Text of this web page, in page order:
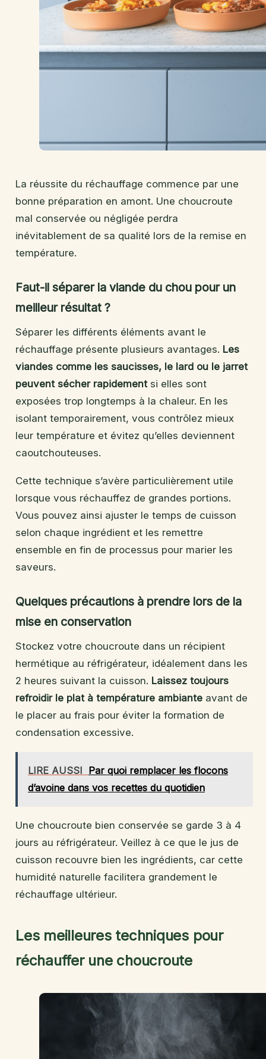
La réussite du réchauffage commence par une
bonne préparation en amont. Une choucroute
mal conservée ou négligée perdra
inévitablement de sa qualité lors de la remise en
température.
Faut-il séparer la viande du chou pour un
meilleur résultat ?
Séparer les différents éléments avant le
réchauffage présente plusieurs avantages. Les
viandes comme les saucisses, le lard ou le jarret
peuvent sécher rapidementsi elles sont
exposées trop longtemps à la chaleur. En les
isolant temporairement, vous contrôlez mieux
leur température et évitez qu’elles deviennent
caoutchouteuses.
Cette technique s’avère particulièrement utile
lorsque vous réchauffez de grandes portions.
Vous pouvez ainsi ajuster le temps de cuisson
selon chaque ingrédient et les remettre
ensemble en fin de processus pour marier les
saveurs.
Quelques précautions à prendre lors de la
mise en conservation
Stockez votre choucroute dans un récipient
hermétique au réfrigérateur, idéalement dans les
2 heures suivant la cuisson. Laissez toujours
refroidir le plat à température ambiante avant de
le placer au frais pour éviter la formation de
condensation excessive.
LIRE AUSSI Par quoi remplacer les flocons
d’avoine dans vos recettes du quotidien
Une choucroute bien conservée se garde 3 à 4
jours au réfrigérateur. Veillez à ce que le jus de
cuisson recouvre bien les ingrédients, car cette
humidité naturelle facilitera grandement le
réchauffage ultérieur.
Les meilleures techniques pour
réchauffer une choucroute